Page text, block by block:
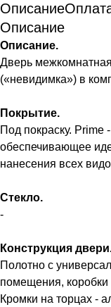
Описание
Описание
Описание.
Дверь
(«невидимка») в
Покрытие.
Под покраску. Prime
обеспечивающее
нанесения всех
Стекло.
-
Конструкция
Полотно с
помещения,
Кромки на торцах -